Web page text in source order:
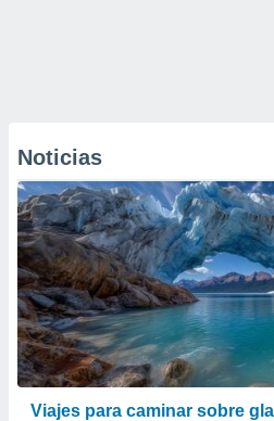
Noticias
Viajes para caminar sobre